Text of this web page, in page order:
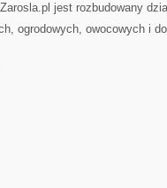
jest rozbudowany
ogrodowych, owocowych i